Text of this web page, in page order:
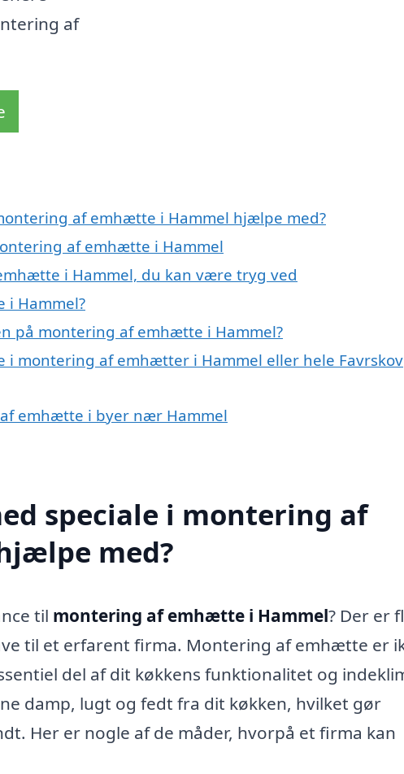
af
af emhætte i Hammel hjælpe med?
af emhætte i Hammel
i Hammel, du kan være tryg ved
i Hammel?
på montering af emhætte i Hammel?
i montering af emhætter i Hammel eller hele Favrskov
emhætte i byer nær Hammel
speciale i montering af
med?
til montering af emhætte i Hammel? Der er
til et erfarent firma. Montering af emhætte er
del af dit køkkens funktionalitet og
damp, lugt og fedt fra dit køkken, hvilket gør
Her er nogle af de måder, hvorpå et firma kan